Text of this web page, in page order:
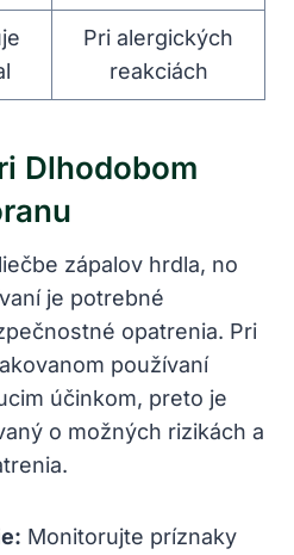
Pri alergických
reakciách
Dlhodobom
zápalov hrdla, no
je potrebné
opatrenia. Pri
používaní
účinkom, preto je
o možných rizikách a
Monitorujte príznaky